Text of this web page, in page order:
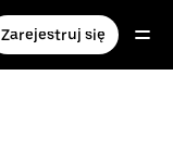
Zarejestruj się